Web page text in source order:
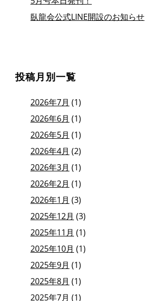
臥龍会公式LINE開設のお知らせ
投稿月別一覧
2026年7月 (1)
2026年6月 (1)
2026年5月 (1)
2026年4月 (2)
2026年3月 (1)
2026年2月 (1)
2026年1月 (3)
2025年12月 (3)
2025年11月 (1)
2025年10月 (1)
2025年9月 (1)
2025年8月 (1)
2025年7月 (1)